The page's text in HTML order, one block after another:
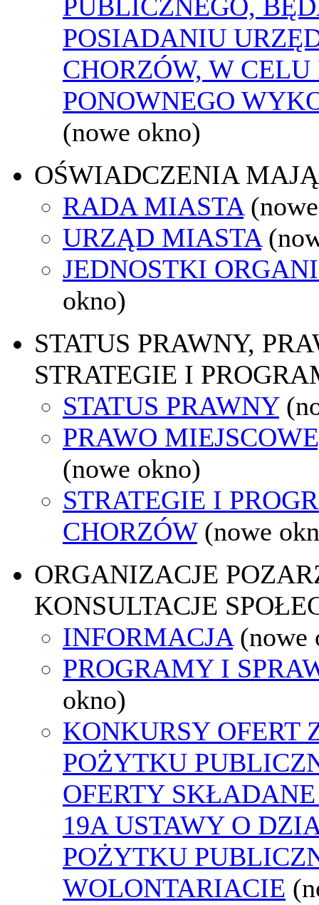
PUBLICZNEGO,
POSIADANIU
CHORZÓW, W
PONOWNEGO
(nowe okno)
OŚWIADCZENIA
RADA MIASTA
URZĄD MIASTA
JEDNOSTKI
okno)
STATUS PRAWNY,
STRATEGIE I
STATUS PRAWNY
PRAWO
(nowe okno)
STRATEGIE I
CHORZÓW (nowe
ORGANIZACJE
KONSULTACJE
INFORMACJA (nowe
PROGRAMY I
okno)
KONKURSY OFERT
POŻYTKU
OFERTY
19A USTAWY O
POŻYTKU
WOLONTARIACIE